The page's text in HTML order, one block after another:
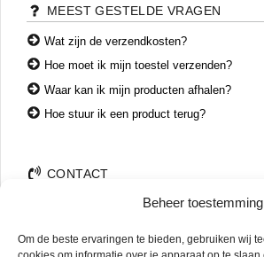
Beheer toestemming
Om de beste ervaringen te bieden, gebruiken wij
MEEST GESTELDE VRAGEN
Wat zijn de verzendkosten?
Hoe moet ik mijn toestel verzenden?
Waar kan ik mijn producten afhalen?
Hoe stuur ik een product terug?
CONTACT
Wemenstraat 26